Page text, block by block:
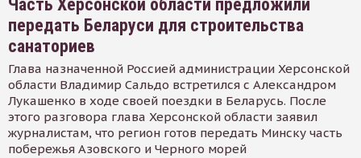
Часть Херсонской области предложили
передать Беларуси для строительства
санаториев
Глава назначенной Россией администрации Херсонской
области Владимир Сальдо встретился с Александром
Лукашенко в ходе своей поездки в Беларусь. После
этого разговора глава Херсонской области заявил
журналистам, что регион готов передать Минску часть
побережья Азовского и Черного морей